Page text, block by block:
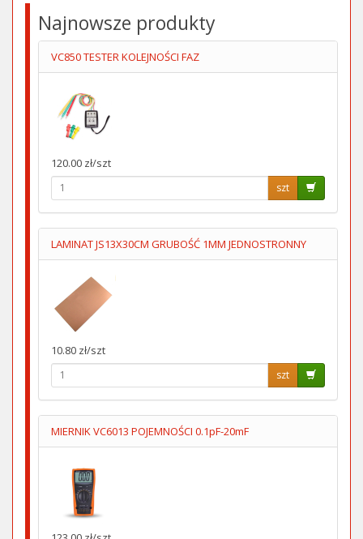
Najnowsze produkty
VC850 TESTER KOLEJNOŚCI FAZ
120.00 zł/szt
szt
LAMINAT JS13X30CM GRUBOŚĆ 1MM JEDNOSTRONNY
10.80 zł/szt
szt
MIERNIK VC6013 POJEMNOŚCI 0.1pF-20mF